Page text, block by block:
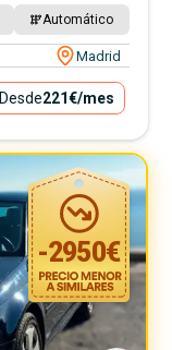
Automático
Madrid
Desde221€/mes
-2950€